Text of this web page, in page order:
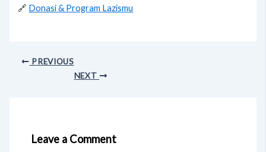
🔗 Donasi & Program Lazismu
PREVIOUS
NEXT
Leave a Comment